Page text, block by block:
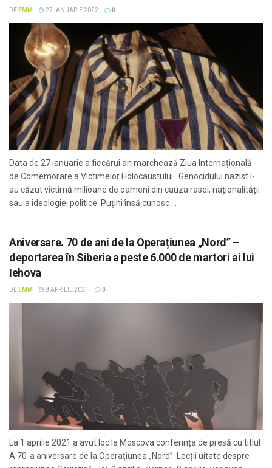
DE EMM 27 IANUARIE 2022 0
Data de 27 ianuarie a fiecărui an marchează Ziua Internațională
de Comemorare a Victimelor Holocaustului . Genocidului nazist i-
au căzut victimă milioane de oameni din cauza rasei, naționalității
sau a ideologiei politice. Puțini însă cunosc ...
Aniversare. 70 de ani de la Operațiunea „Nord” –
deportarea în Siberia a peste 6.000 de martori ai lui
Iehova
DE EMM 8 APRILIE 2021 0
La 1 aprilie 2021 a avut loc la Moscova conferința de presă cu titlul
A 70-a aniversare de la Operațiunea „Nord”. Lecții uitate despre